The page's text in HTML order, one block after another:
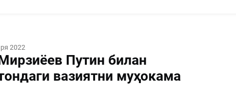
2022
Путин билан
вазиятни муҳокама